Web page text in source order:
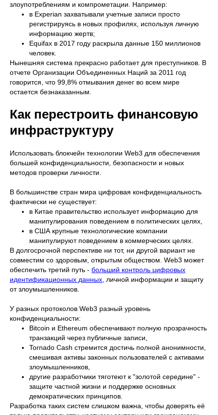
злоупотреблениям и компрометации. Например:
в Experian захватывали учетные записи просто
регистрируясь в новых профилях, используя личную
информацию жертв;
Equifax в 2017 году раскрыла данные 150 миллионов
человек.
Нынешняя система прекрасно работает для преступников. В
отчете Организации Объединенных Наций за 2011 год
говорится, что 99,8% отмывания денег во всем мире
остается безнаказанным.
Как перестроить финансовую
инфраструктуру
Использовать блокчейн технологии Web3 для обеспечения
большей конфиденциальности, безопасности и новых
методов проверки личности.
В большинстве стран мира цифровая конфиденциальность
фактически не существует:
в Китае правительство использует информацию для
манипулирования поведением в политических целях,
в США крупные технологические компании
манипулируют поведением в коммерческих целях.
В долгосрочной перспективе ни тот, ни другой вариант не
совместим со здоровым, открытым обществом. Web3 может
обеспечить третий путь - больший контроль цифровых
идентификационных данных , личной информации и защиту
от злоумышленников.
У разных протоколов Web3 разный уровень
конфиденциальности:
Bitcoin и Ethereum обеспечивают полную прозрачность
транзакций через публичные записи,
Tornado Cash стремится достичь полной анонимности,
смешивая активы законных пользователей с активами
злоумышленников,
другие разработчики тяготеют к "золотой середине" -
защите частной жизни и поддержке основных
демократических принципов.
Разработка таких систем слишком важна, чтобы доверять её